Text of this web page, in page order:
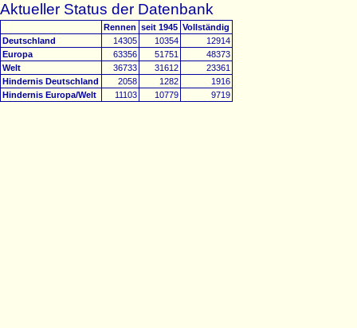
Aktueller Status der Datenbank
Rennen seit 1945 Vollständig
Deutschland
14305 10354
12914
Europa
63356 51751
48373
Welt
36733 31612
23361
Hindernis Deutschland
2058 1282
1916
Hindernis Europa/Welt
11103 10779 9719